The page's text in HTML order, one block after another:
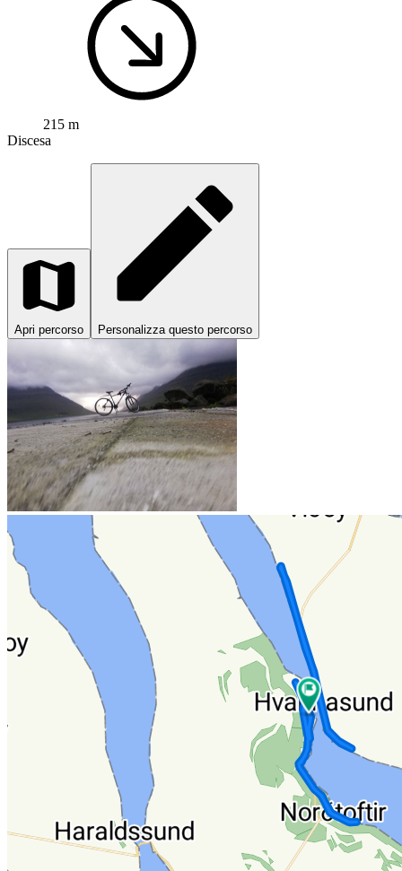
215 m
Discesa
Apri percorso Personalizza questo percorso